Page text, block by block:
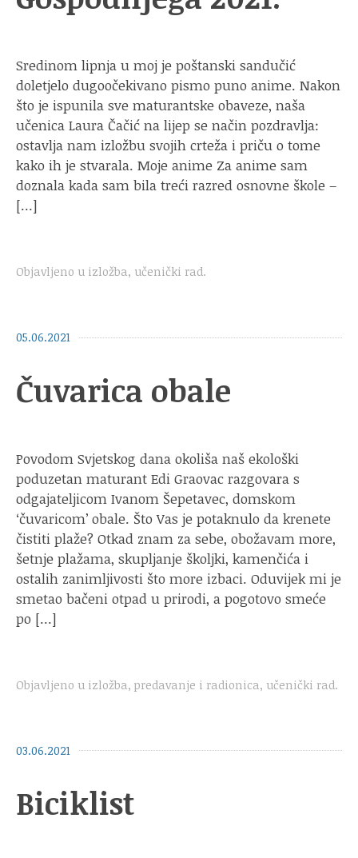
Sredinom lipnja u moj je poštanski sandučić
doletjelo dugoočekivano pismo puno anime. Nakon
što je ispunila sve maturantske obaveze, naša
učenica Laura Čačić na lijep se način pozdravlja:
ostavlja nam izložbu svojih crteža i priču o tome
kako ih je stvarala. Moje anime Za anime sam
doznala kada sam bila treći razred osnovne škole –
[…]
Objavljeno u izložba, učenički rad.
05.06.2021
Čuvarica obale
Povodom Svjetskog dana okoliša naš ekološki
poduzetan maturant Edi Graovac razgovara s
odgajateljicom Ivanom Šepetavec, domskom
‘čuvaricom’ obale. Što Vas je potaknulo da krenete
čistiti plaže? Otkad znam za sebe, obožavam more,
šetnje plažama, skupljanje školjki, kamenčića i
ostalih zanimljivosti što more izbaci. Oduvijek mi je
smetao bačeni otpad u prirodi, a pogotovo smeće
po […]
Objavljeno u izložba, predavanje i radionica, učenički rad.
03.06.2021
Biciklist